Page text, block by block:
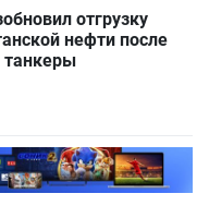
отгрузку
нефти после
танкеры